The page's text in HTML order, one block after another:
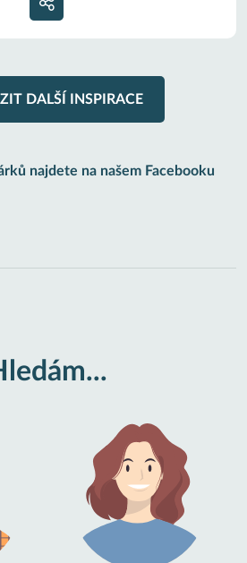
DALŠÍ INSPIRACE
najdete na našem Facebooku